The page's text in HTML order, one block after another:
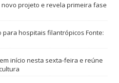
projeto e revela primeira fase
hospitais filantrópicos Fonte:
início nesta sexta-feira e reúne